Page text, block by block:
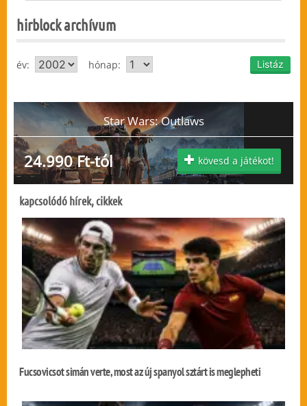
hirblock archívum
év: hónap:
Star Wars: Outlaws
24.990 Ft-tól kövesd a játékot!
kapcsolódó hírek, cikkek
Fucsovicsot simán verte, most az új spanyol sztárt is meglepheti